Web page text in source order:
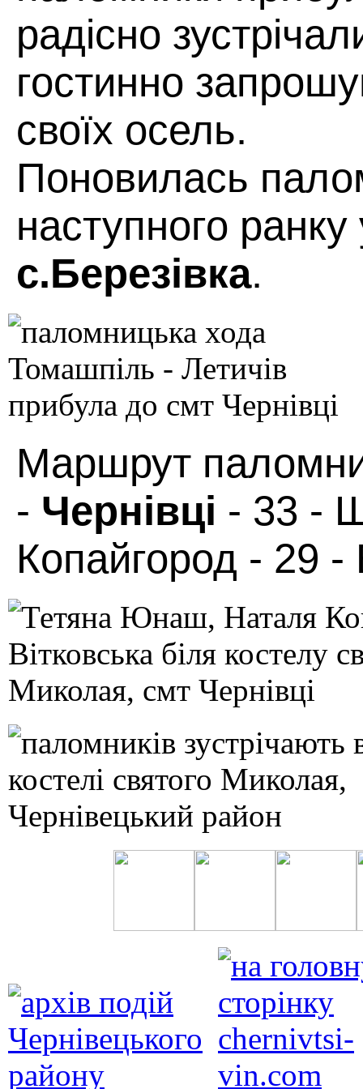
радісно
гостинно
своїх осель.
Поновилась
наступного
с.Березівка.
Маршрут
- Чернівці - 33 -
Копайгород - 29 -